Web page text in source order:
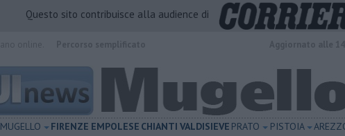
Questo sito contribuisce alla audience di
MUGELLO FIRENZE EMPOLESE CHIANTI VALDISIEVE PRATO PISTOIA